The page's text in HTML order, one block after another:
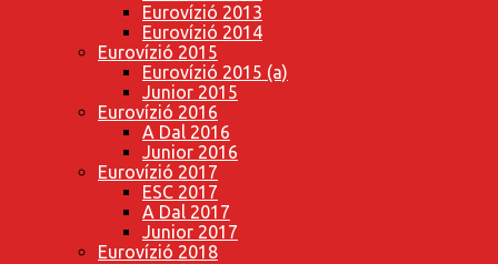
Eurovízió 2013
Eurovízió 2014
Eurovízió 2015
Eurovízió 2015 (a)
Junior 2015
Eurovízió 2016
A Dal 2016
Junior 2016
Eurovízió 2017
ESC 2017
A Dal 2017
Junior 2017
Eurovízió 2018